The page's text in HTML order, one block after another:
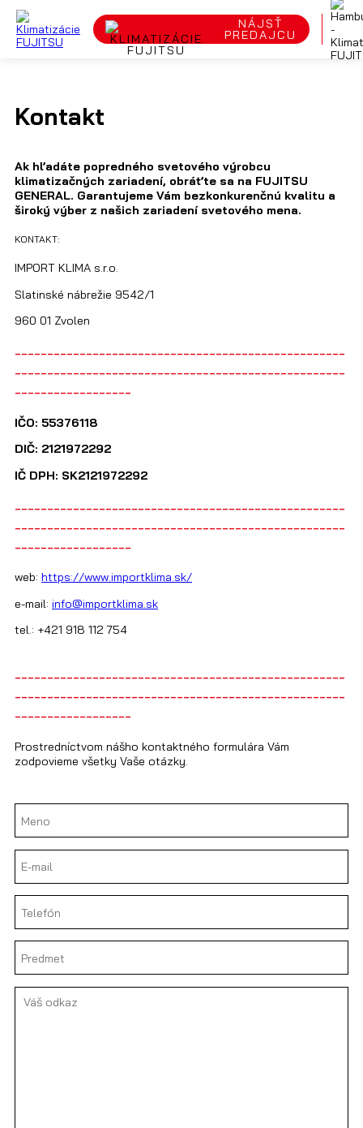
NÁJSŤ
PREDAJCU
Kontakt
Ak hľadáte popredného svetového výrobcu
klimatizačných zariadení, obráťte sa na FUJITSU
GENERAL. Garantujeme Vám bezkonkurenčnú kvalitu a
široký výber z našich zariadení svetového mena.
KONTAKT:
IMPORT KLIMA s.r.o.
Slatinské nábrežie 9542/1
960 01 Zvolen
---------------------------------------------------
---------------------------------------------------
------------------
IČO: 55376118
DIČ: 2121972292
IČ DPH: SK2121972292
---------------------------------------------------
---------------------------------------------------
------------------
web: https://www.importklima.sk/
e-mail: info@importklima.sk
tel.: +421 918 112 754
---------------------------------------------------
---------------------------------------------------
------------------
Prostredníctvom nášho kontaktného formulára Vám
zodpovieme všetky Vaše otázky.